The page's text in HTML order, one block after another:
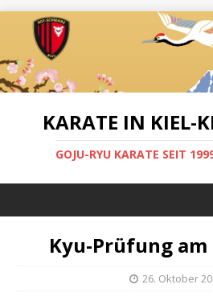
KARATE IN KIEL-
GOJU-RYU KARATE SEIT
Kyu-Prüfung am
26. Oktober